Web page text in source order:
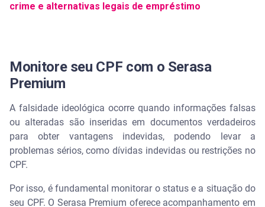
crime e alternativas legais de empréstimo
Monitore seu CPF com o Serasa
Premium
A falsidade ideológica ocorre quando informações falsas
ou alteradas são inseridas em documentos verdadeiros
para obter vantagens indevidas, podendo levar a
problemas sérios, como dívidas indevidas ou restrições no
CPF.
Por isso, é fundamental monitorar o status e a situação do
seu CPF. O Serasa Premium oferece acompanhamento em